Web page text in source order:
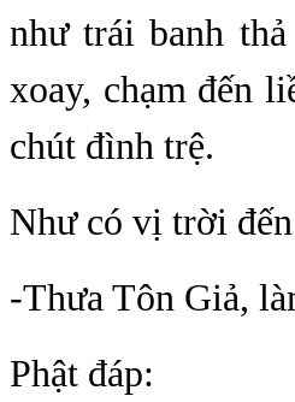
như trái banh
xoay, chạm đến
chút đình trệ.
Như có vị trời
-Thưa Tôn Giả,
Phật đáp: